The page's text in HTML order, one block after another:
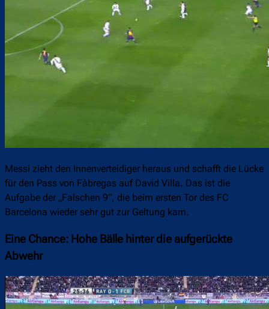
Messi zieht den Innenverteidiger heraus und schafft die Lücke
für den Pass von Fàbregas auf David Villa. Das ist die
Aufgabe der „Falschen 9“, die beim ersten Tor des FC
Barcelona wieder sehr gut zur Geltung kam.
Eine Chance: Hohe Bälle hinter die aufgerückte
Abwehr